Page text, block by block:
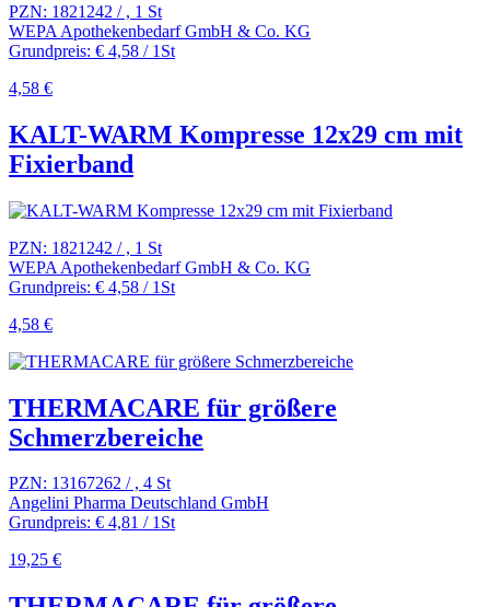
PZN: 1821242 / , 1 St
WEPA Apothekenbedarf GmbH & Co. KG
Grundpreis: € 4,58 / 1St
4,58 €
KALT-WARM Kompresse 12x29 cm mit
Fixierband
PZN: 1821242 / , 1 St
WEPA Apothekenbedarf GmbH & Co. KG
Grundpreis: € 4,58 / 1St
4,58 €
THERMACARE für größere
Schmerzbereiche
PZN: 13167262 / , 4 St
Angelini Pharma Deutschland GmbH
Grundpreis: € 4,81 / 1St
19,25 €